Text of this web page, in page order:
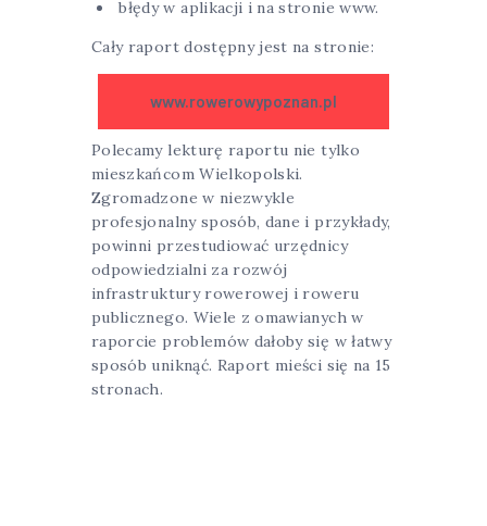
błędy w aplikacji i na stronie www.
Cały raport dostępny jest na stronie:
www.rowerowypoznan.pl
Polecamy lekturę raportu nie tylko
mieszkańcom Wielkopolski.
Zgromadzone w niezwykle
profesjonalny sposób, dane i przykłady,
powinni przestudiować urzędnicy
odpowiedzialni za rozwój
infrastruktury rowerowej i roweru
publicznego. Wiele z omawianych w
raporcie problemów dałoby się w łatwy
sposób uniknąć. Raport mieści się na 15
stronach.